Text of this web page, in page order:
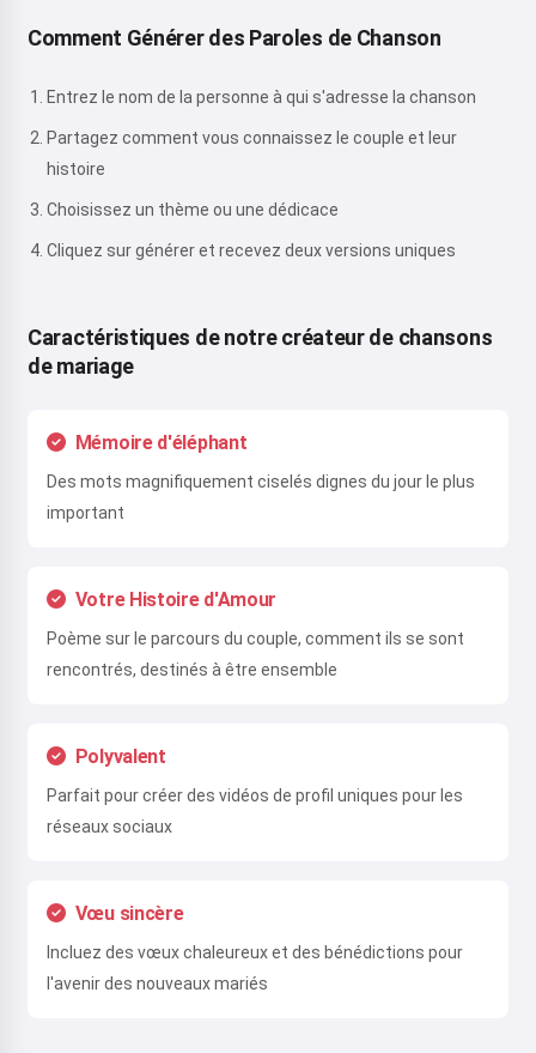
Comment Générer des Paroles de Chanson
Entrez le nom de la personne à qui s'adresse la chanson
Partagez comment vous connaissez le couple et leur
histoire
Choisissez un thème ou une dédicace
Cliquez sur générer et recevez deux versions uniques
Caractéristiques de notre créateur de chansons
de mariage
Mémoire d'éléphant
Des mots magnifiquement ciselés dignes du jour le plus
important
Votre Histoire d'Amour
Poème sur le parcours du couple, comment ils se sont
rencontrés, destinés à être ensemble
Polyvalent
Parfait pour créer des vidéos de profil uniques pour les
réseaux sociaux
Vœu sincère
Incluez des vœux chaleureux et des bénédictions pour
l'avenir des nouveaux mariés